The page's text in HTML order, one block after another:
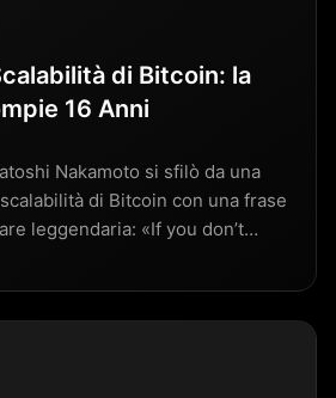
di Bitcoin: la
16 Anni
Nakamoto si sfilò da una
di Bitcoin con una frase
leggendaria: «If you don’t…